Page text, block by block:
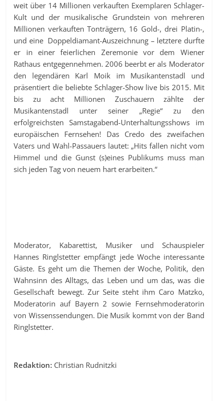
weit über 14 Millionen verkauften Exemplaren Schlager-
Kult und der musikalische Grundstein von mehreren
Millionen verkauften Tonträgern, 16 Gold-, drei Platin-,
und eine Doppeldiamant-Auszeichnung – letztere durfte
er in einer feierlichen Zeremonie vor dem Wiener
Rathaus entgegennehmen. 2006 beerbt er als Moderator
den legendären Karl Moik im Musikantenstadl und
präsentiert die beliebte Schlager-Show live bis 2015. Mit
bis zu acht Millionen Zuschauern zählte der
Musikantenstadl unter seiner „Regie“ zu den
erfolgreichsten Samstagabend-Unterhaltungsshows im
europäischen Fernsehen! Das Credo des zweifachen
Vaters und Wahl-Passauers lautet: „Hits fallen nicht vom
Himmel und die Gunst (s)eines Publikums muss man
sich jeden Tag von neuem hart erarbeiten.“
Moderator, Kabarettist, Musiker und Schauspieler
Hannes Ringlstetter empfängt jede Woche interessante
Gäste. Es geht um die Themen der Woche, Politik, den
Wahnsinn des Alltags, das Leben und um das, was die
Gesellschaft bewegt. Zur Seite steht ihm Caro Matzko,
Moderatorin auf Bayern 2 sowie Fernsehmoderatorin
von Wissenssendungen. Die Musik kommt von der Band
Ringlstetter.
Redaktion: Christian Rudnitzki